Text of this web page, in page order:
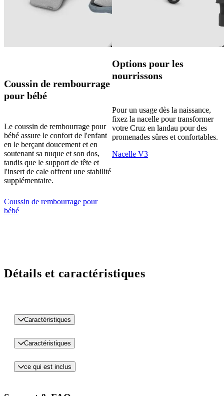
Coussin de rembourrage
pour bébé
Le coussin de rembourrage pour
bébé assure le confort de l'enfant
en le berçant doucement et en
soutenant sa nuque et son dos,
tandis que le support de tête et
l'insert de cale offrent une stabilité
supplémentaire.
Coussin de rembourrage pour
bébé
Options pour les
nourrissons
Pour un usage dès la naissance,
fixez la nacelle pour transformer
votre Cruz en landau pour des
promenades sûres et confortables.
Nacelle V3
Détails et caractéristiques
Caractéristiques
Caractéristiques
ce qui est inclus